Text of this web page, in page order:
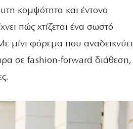
κομψότητα και έντονο
πώς χτίζεται ένα σωστό
μίνι φόρεμα που αναδεικνύει
σε fashion-forward διάθεση,